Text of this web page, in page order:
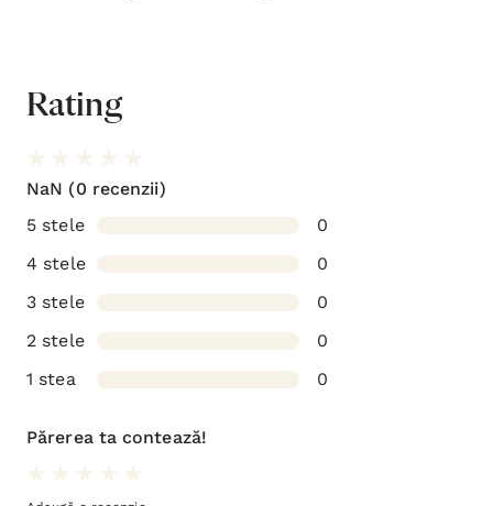
Rating
NaN (0 recenzii)
5 stele
0
4 stele
0
3 stele
0
2 stele
0
1 stea
0
Părerea ta contează!